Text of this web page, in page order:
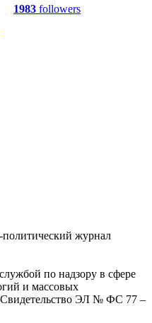
1983 followers
журнал
по надзору в сфере
и массовых
ЭЛ № ФС 77 –